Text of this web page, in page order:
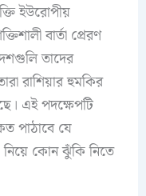
ইউরোপীয়
বার্তা প্রেরণ
তাদের
রাশিয়ার হুমকির
এই পদক্ষেপটি
পাঠাবে যে
নিয়ে কোন ঝুঁকি নিতে